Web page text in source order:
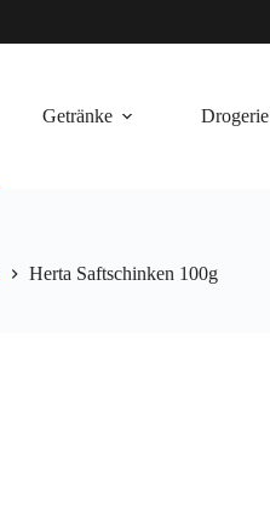
Getränke Drogerie
Herta Saftschinken 100g